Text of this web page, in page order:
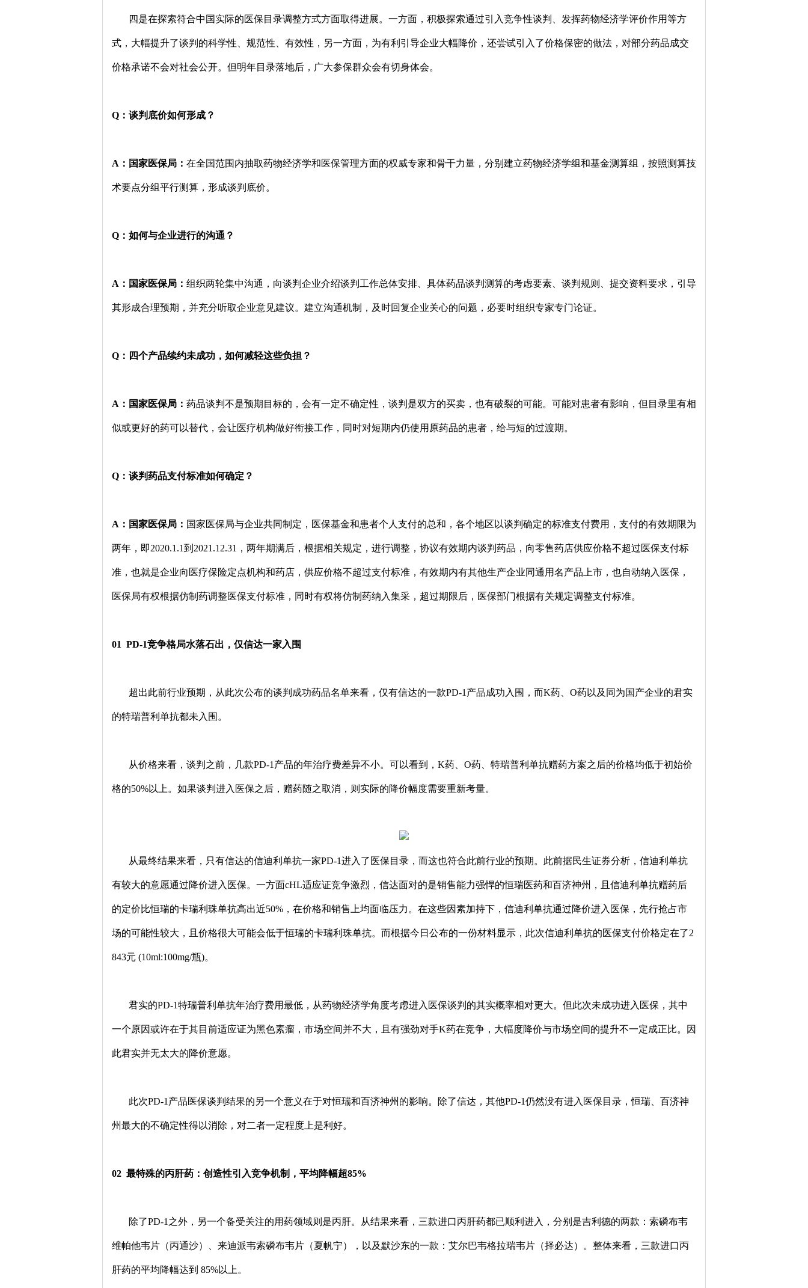
四是在探索符合中国实际的医保目录调整方式方面取得进展。一方面，积极探索通过引入竞争性谈判、发挥药物经济学评价作用等方
式，大幅提升了谈判的科学性、规范性、有效性，另一方面，为有利引导企业大幅降价，还尝试引入了价格保密的做法，对部分药品成交
价格承诺不会对社会公开。但明年目录落地后，广大参保群众会有切身体会。
Q：谈判底价如何形成？
A：国家医保局： 在全国范围内抽取药物经济学和医保管理方面的权威专家和骨干力量，分别建立药物经济学组和基金测算组，按照测算技
术要点分组平行测算，形成谈判底价。
Q：如何与企业进行的沟通？
A：国家医保局： 组织两轮集中沟通，向谈判企业介绍谈判工作总体安排、具体药品谈判测算的考虑要素、谈判规则、提交资料要求，引导
其形成合理预期，并充分听取企业意见建议。建立沟通机制，及时回复企业关心的问题，必要时组织专家专门论证。
Q：四个产品续约未成功，如何减轻这些负担？
A：国家医保局： 药品谈判不是预期目标的，会有一定不确定性，谈判是双方的买卖，也有破裂的可能。可能对患者有影响，但目录里有相
似或更好的药可以替代，会让医疗机构做好衔接工作，同时对短期内仍使用原药品的患者，给与短的过渡期。
Q：谈判药品支付标准如何确定？
A：国家医保局： 国家医保局与企业共同制定，医保基金和患者个人支付的总和，各个地区以谈判确定的标准支付费用，支付的有效期限为
两年，即2020.1.1到2021.12.31，两年期满后，根据相关规定，进行调整，协议有效期内谈判药品，向零售药店供应价格不超过医保支付标
准，也就是企业向医疗保险定点机构和药店，供应价格不超过支付标准，有效期内有其他生产企业同通用名产品上市，也自动纳入医保，
医保局有权根据仿制药调整医保支付标准，同时有权将仿制药纳入集采，超过期限后，医保部门根据有关规定调整支付标准。
01 PD-1竞争格局水落石出，仅信达一家入围
超出此前行业预期，从此次公布的谈判成功药品名单来看，仅有信达的一款PD-1产品成功入围，而K药、O药以及同为国产企业的君实
的特瑞普利单抗都未入围。
从价格来看，谈判之前，几款PD-1产品的年治疗费差异不小。可以看到，K药、O药、特瑞普利单抗赠药方案之后的价格均低于初始价
格的50%以上。如果谈判进入医保之后，赠药随之取消，则实际的降价幅度需要重新考量。
从最终结果来看，只有信达的信迪利单抗一家PD-1进入了医保目录，而这也符合此前行业的预期。此前据民生证券分析，信迪利单抗
有较大的意愿通过降价进入医保。一方面cHL适应证竞争激烈，信达面对的是销售能力强悍的恒瑞医药和百济神州，且信迪利单抗赠药后
的定价比恒瑞的卡瑞利珠单抗高出近50%，在价格和销售上均面临压力。在这些因素加持下，信迪利单抗通过降价进入医保，先行抢占市
场的可能性较大，且价格很大可能会低于恒瑞的卡瑞利珠单抗。而根据今日公布的一份材料显示，此次信迪利单抗的医保支付价格定在了2
843元 (10ml:100mg/瓶)。
君实的PD-1特瑞普利单抗年治疗费用最低，从药物经济学角度考虑进入医保谈判的其实概率相对更大。但此次未成功进入医保，其中
一个原因或许在于其目前适应证为黑色素瘤，市场空间并不大，且有强劲对手K药在竞争，大幅度降价与市场空间的提升不一定成正比。因
此君实并无太大的降价意愿。
此次PD-1产品医保谈判结果的另一个意义在于对恒瑞和百济神州的影响。除了信达，其他PD-1仍然没有进入医保目录，恒瑞、百济神
州最大的不确定性得以消除，对二者一定程度上是利好。
02 最特殊的丙肝药：创造性引入竞争机制，平均降幅超85%
除了PD-1之外，另一个备受关注的用药领域则是丙肝。从结果来看，三款进口丙肝药都已顺利进入，分别是吉利德的两款：索磷布韦
维帕他韦片（丙通沙）、来迪派韦索磷布韦片（夏帆宁），以及默沙东的一款：艾尔巴韦格拉瑞韦片（择必达）。整体来看，三款进口丙
肝药的平均降幅达到 85%以上。